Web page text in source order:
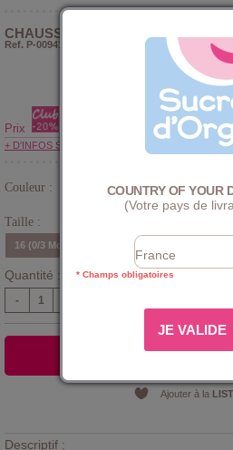
CHAUSSONS BEBE NOELISE
Ref. P-009412
Prix
+ D'INFOS SUR LE CLUB
Couleur :
Taille :
16 (0/3 Mois)
Quantité :
-
AJOUTER AU
Ajouter à la
Descriptif :
COUNTRY OF YOUR
(Votre pays de
* Champs obligatoires